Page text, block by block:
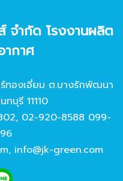
จํากัด โรงงานผลิต
กาศ
ทองเอี่ยม ต.บางรักพัฒนา
บุรี 11110
, 02-920-8588 099-
, info@jk-green.com